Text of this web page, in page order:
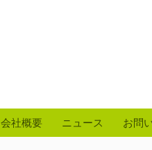
会社概要 ニュース お問